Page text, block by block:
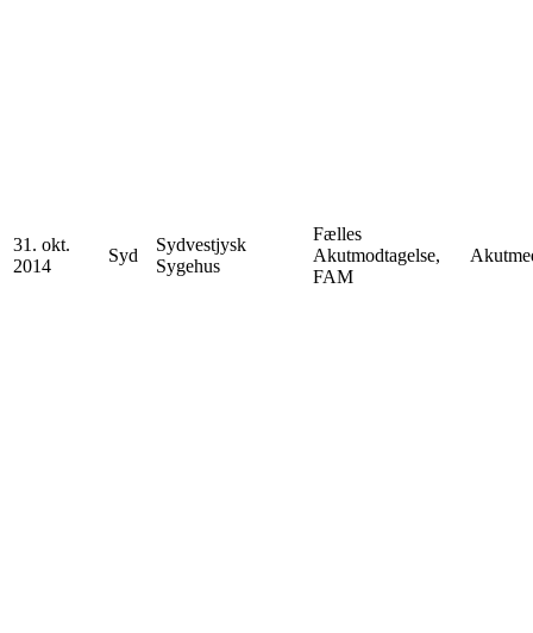
31. okt.
2014
Syd
Sydvestjysk
Sygehus
Fælles
Akutmodtagelse,
FAM